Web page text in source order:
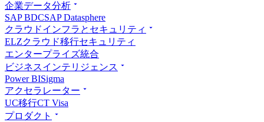
企業データ分析
SAP BDCSAP Datasphere
クラウドインフラとセキュリティ
ELZクラウド移行セキュリティ
エンタープライズ統合
ビジネスインテリジェンス
Power BISigma
アクセラレーター
UC移行CT Visa
プロダクト